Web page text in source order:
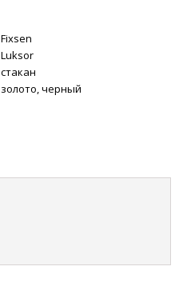
Fixsen
Luksor
стакан
золото, черный